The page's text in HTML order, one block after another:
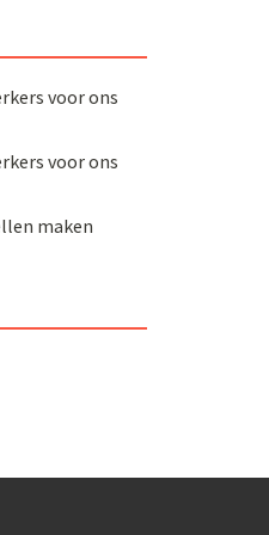
voor ons
voor ons
maken